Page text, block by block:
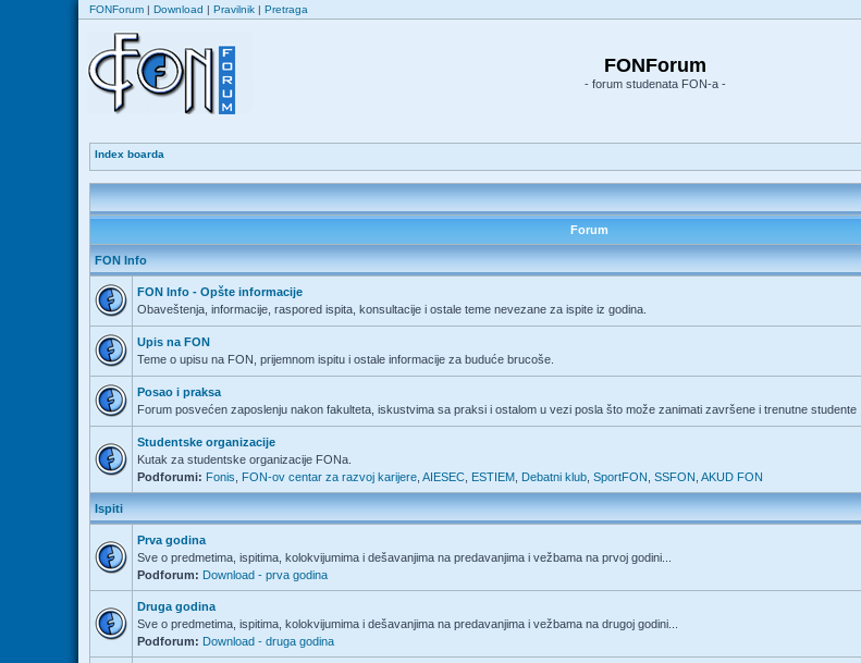
FONForum | Download | Pravilnik | Pretraga
FONForum
- forum studenata FON-a -
Index boarda
Forum
FON Info
FON Info - Opšte informacije
Obaveštenja, informacije, raspored ispita, konsultacije i ostale teme nevezane za ispite iz godina.
Upis na FON
Teme o upisu na FON, prijemnom ispitu i ostale informacije za buduće brucoše.
Posao i praksa
Forum posvećen zaposlenju nakon fakulteta, iskustvima sa praksi i ostalom u vezi posla što može zanimati završene i trenutne studente
Studentske organizacije
Kutak za studentske organizacije FONa.
Podforumi: Fonis FON-ov centar za razvoj karijere AIESEC ESTIEM Debatni klub SportFON SSFON AKUD FON
Ispiti
Prva godina
Sve o predmetima, ispitima, kolokvijumima i dešavanjima na predavanjima i vežbama na prvoj godini...
Podforum: Download - prva godina
Druga godina
Sve o predmetima, ispitima, kolokvijumima i dešavanjima na predavanjima i vežbama na drugoj godini...
Podforum: Download - druga godina